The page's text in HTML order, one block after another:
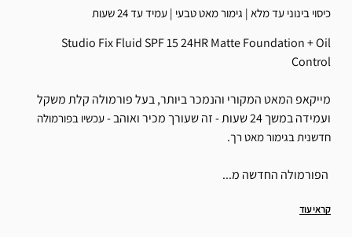
כיסוי בינוני עד מלא | גימור מאט טבעי | עמיד עד 24 שעות
Studio Fix Fluid SPF 15 24HR Matte Foundation + Oil
Control
מייקאפ המאט המקורי והנמכר ביותר, בעל פורמולה קלת משקל
ועמידה במשך 24 שעות - זה שעורך מכיר ואוהב -
עכשיו בפורמולה
חדשנית בגימור מאט רך.
הפורמולה החדשה מ...
קראי עוד